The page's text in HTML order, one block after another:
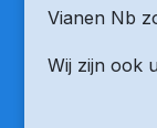
Vianen Nb
Wij zijn ook